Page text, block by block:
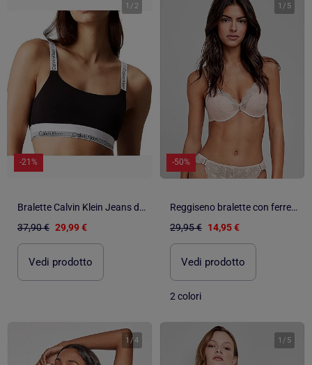
1 / 2
-21%
Bralette Calvin Klein Jeans da Donna in Ottone
37,90 € 29,99 €
Vedi prodotto
1 / 5
-50%
Reggiseno bralette con ferretto e foam coppe B e C
29,95 € 14,95 €
Vedi prodotto
2 colori
1 /4 1 / 5